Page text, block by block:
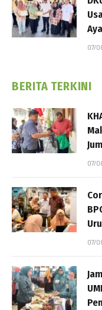
07/
BERITA TERKINI
07/
07/